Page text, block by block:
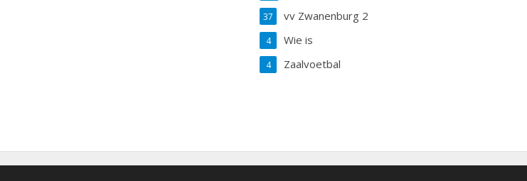
vv Zwanenburg 2
37
Wie is
4
Zaalvoetbal
4